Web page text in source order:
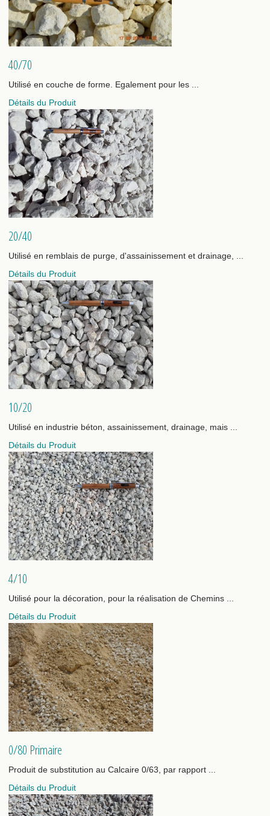
40/70
Utilisé en couche de forme. Egalement pour les ...
Détails du Produit
20/40
Utilisé en remblais de purge, d'assainissement et drainage, ...
Détails du Produit
10/20
Utilisé en industrie béton, assainissement, drainage, mais ...
Détails du Produit
4/10
Utilisé pour la décoration, pour la réalisation de Chemins ...
Détails du Produit
0/80 Primaire
Produit de substitution au Calcaire 0/63, par rapport ...
Détails du Produit